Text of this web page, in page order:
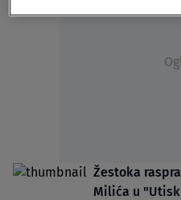
Žestoka
Milića u